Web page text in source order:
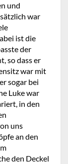
und
war
ist die
der
so dass er
war mit
sogar bei
Luke war
in den
uns
an den
den Deckel